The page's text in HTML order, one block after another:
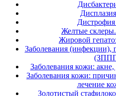
Дистрофия
Желтые
Жировой
Заболевания
Заболевания кожи:
Заболевания кожи:
лечение
Золотистый